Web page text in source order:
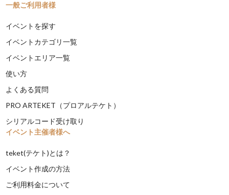
一般ご利用者様
イベントを探す
イベントカテゴリ一覧
イベントエリア一覧
使い方
よくある質問
PRO ARTEKET（プロアルテケト）
シリアルコード受け取り
イベント主催者様へ
teket(テケト)とは？
イベント作成の方法
ご利用料金について